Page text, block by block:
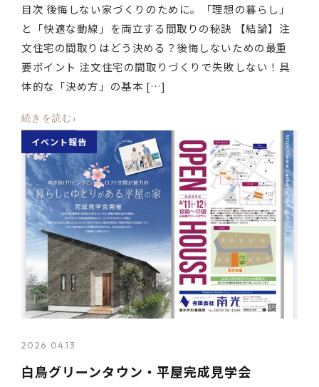
目次 後悔しない家づくりのために。「理想の暮らし」
と「快適な動線」を両立する間取りの秘訣 【結論】注
文住宅の間取りはどう決める？後悔しないための最重
要ポイント 注文住宅の間取りづくりで失敗しない！具
体的な「決め方」の基本 […]
続きを読む ›
イベント報告
2026.04.13
白鳥グリーンタウン・平屋完成見学会